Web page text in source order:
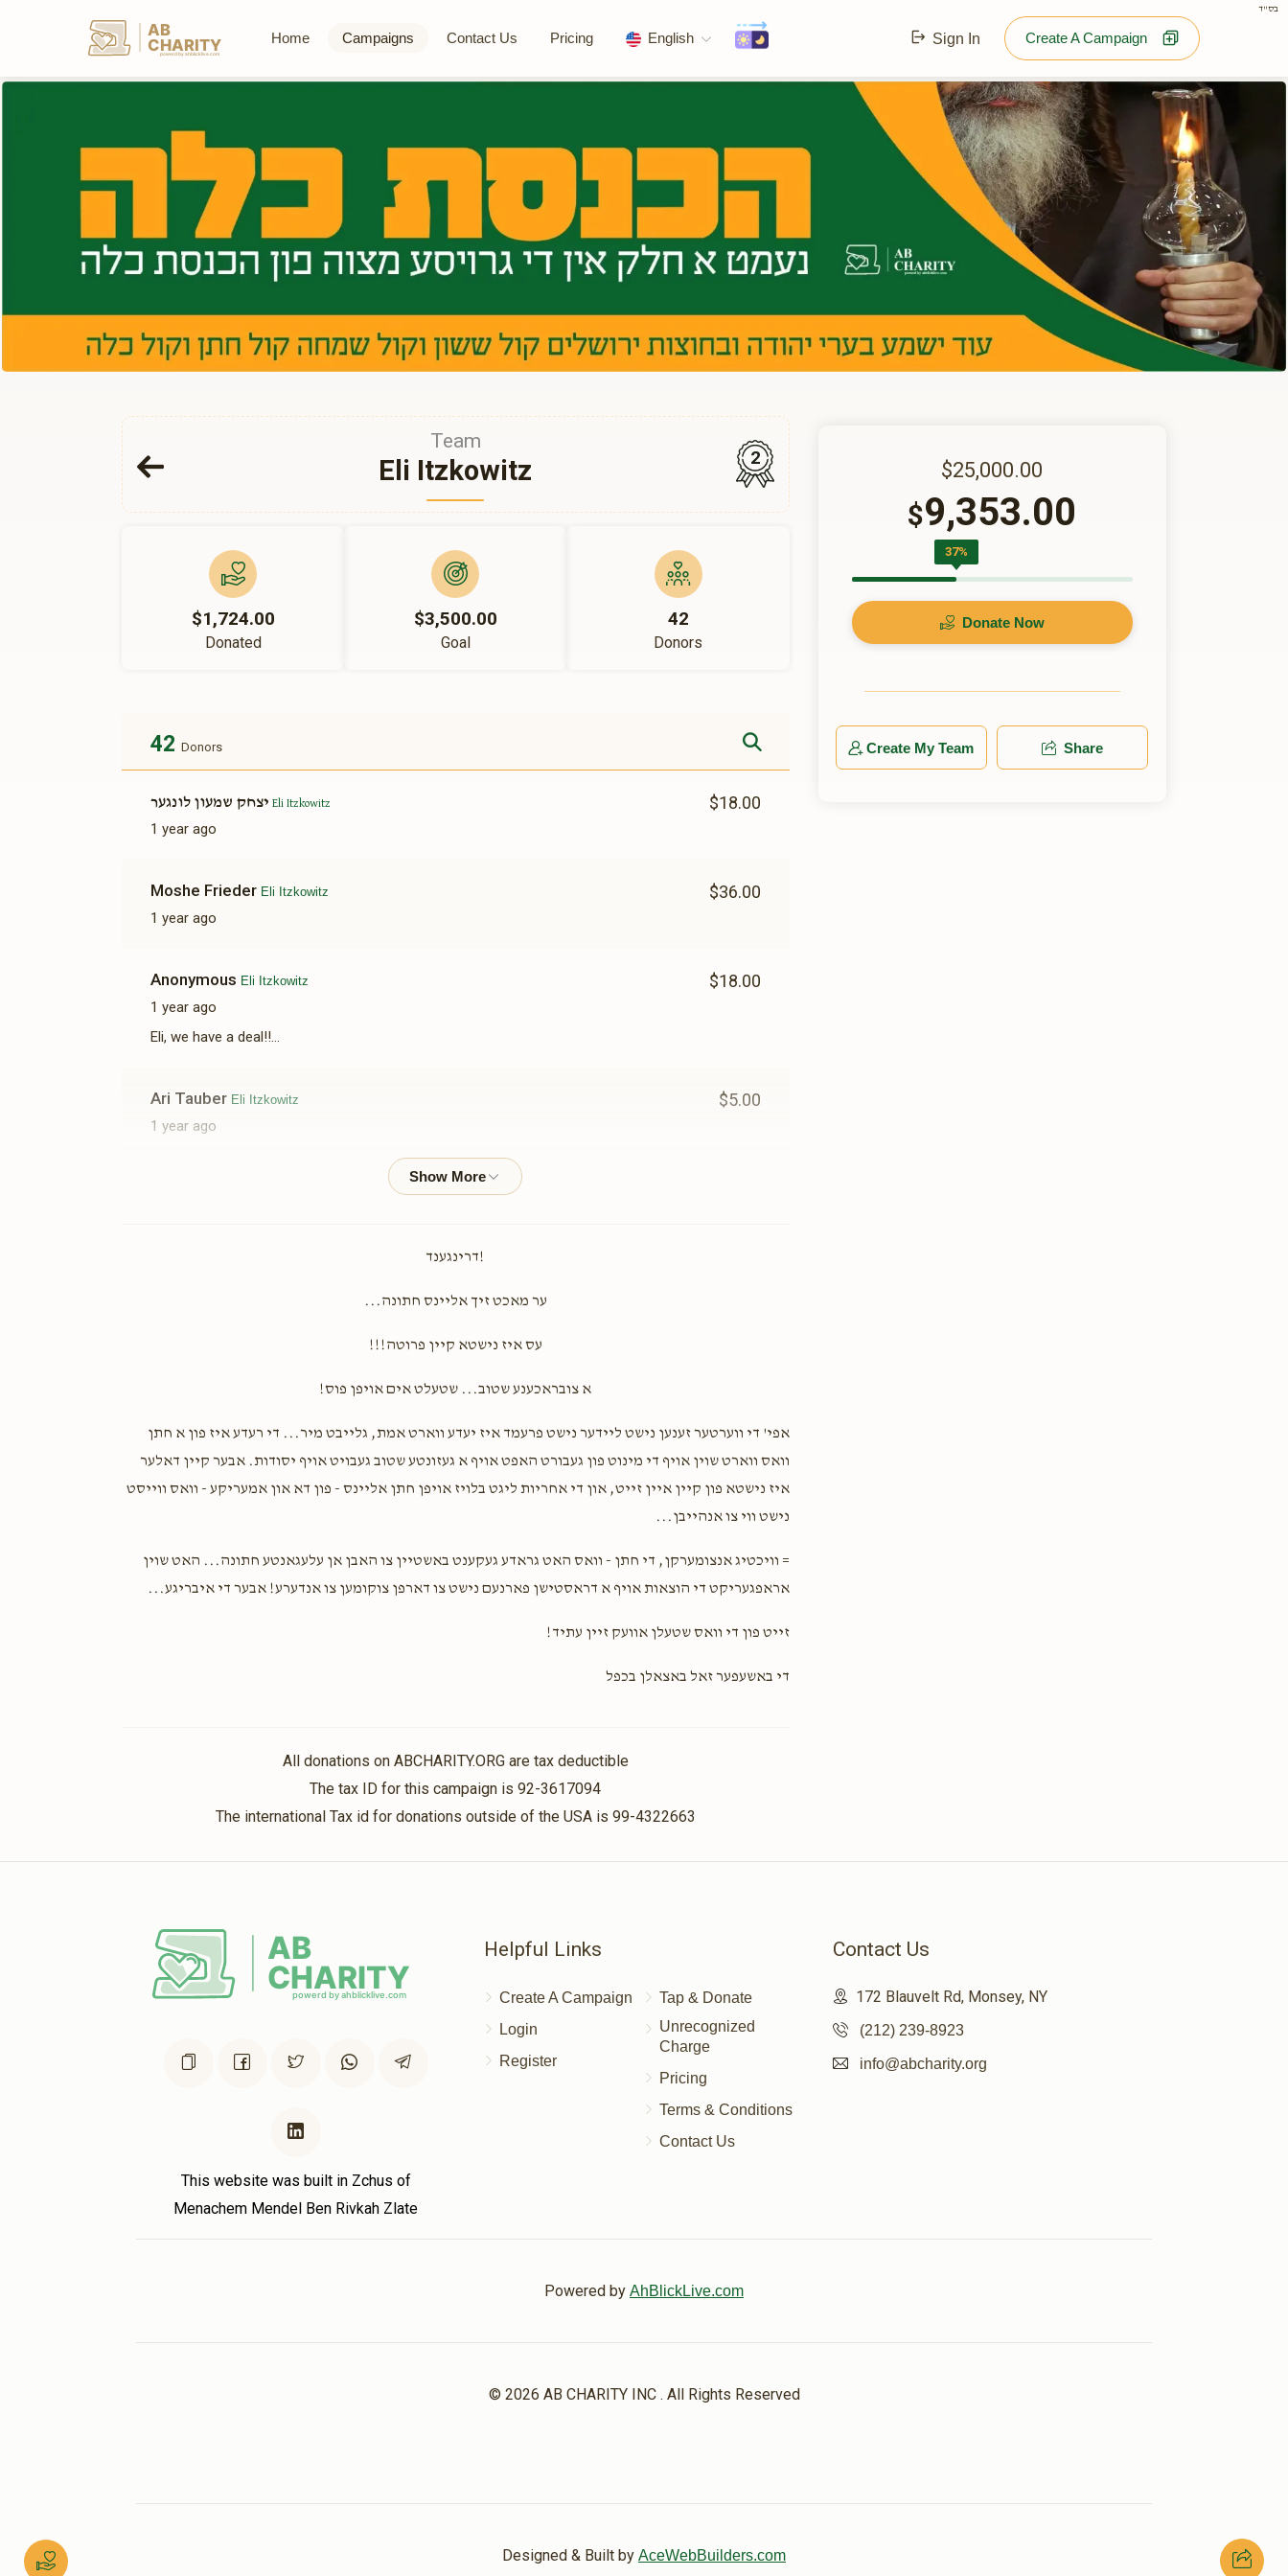
בס"ד
AB
CHARITY
powerd by ahblicklive.com
Home Campaigns Contact Us Pricing English Sign In Create A Campaign
Team
Eli Itzkowitz 2
$1,724.00
Donated
$3,500.00
Goal
42
Donors
42 Donors
Eli Itzkowitz
1 year ago
$18.00
Moshe Frieder Eli Itzkowitz
1 year ago
$36.00
Anonymous Eli Itzkowitz
1 year ago
$18.00
Eli, we have a deal!!...
Ari Tauber Eli Itzkowitz
1 year ago
$5.00
Hershy Nove Eli Itzkowitz
1 year ago
$36.00
$100.00
!דרינגענד
ער מאכט זיך אליינס חתונה...
עס איז נישטא קיין פרוטה!!!
א צובראכענע שטוב... שטעלט אים אויפן פוס!
אפי' די ווערטער זענען נישט ליידער נישט פרעמד איז יעדע ווארט אמת, גלייבט מיר... די רעדע איז פון א חתן
וואס ווארט שוין אויף די מינוט פון געבורט האפט אויף א געזונטע שטוב געבויט אויף יסודות. אבער קיין דאלער
איז נישטא פון קיין איין זייט, און די אחריות ליגט בלויז אויפן חתן אליינס - פון דא און אמעריקע - וואס ווייסט
נישט ווי צו אנהייבן...
= וויכטיג אנצומערקן, די חתן - וואס האט גראדע געקענט באשטיין צו האבן אן עלעגאנטע חתונה... האט שוין
אראפגעריקט די הוצאות אויף א דראסטישן פארנעם נישט צו דארפן צוקומען צו אנדערע! אבער די איבריגע...
זייט פון די וואס שטעלן אוועק זיין עתיד!
די באשעפער זאל באצאלן בכפל
All donations on ABCHARITY.ORG are tax deductible
The tax ID for this campaign is 92-3617094
The international Tax id for donations outside of the USA is 99-4322663
$25,000.00
$9,353.00
37%
Donate Now
Create My Team Share
This website was built in Zchus of
Menachem Mendel Ben Rivkah Zlate
Helpful Links
Create A Campaign
Login
Register
Tap & Donate
Unrecognized
Charge
Pricing
Terms & Conditions
Contact Us
Contact Us
172 Blauvelt Rd, Monsey, NY
(212) 239-8923
info@abcharity.org
Powered by AhBlickLive.com
© 2026 AB CHARITY INC . All Rights Reserved
Designed & Built by AceWebBuilders.com